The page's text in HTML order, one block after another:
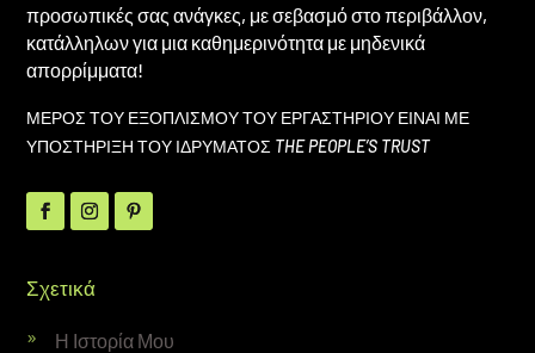
προσωπικές σας ανάγκες, με σεβασμό στο περιβάλλον,
κατάλληλων για μια καθημερινότητα με μηδενικά
απορρίμματα!
ΜΕΡΟΣ ΤΟΥ ΕΞΟΠΛΙΣΜΟΥ ΤΟΥ ΕΡΓΑΣΤΗΡΙΟΥ ΕΙΝΑΙ ΜΕ
ΥΠΟΣΤΗΡΙΞΗ ΤΟΥ ΙΔΡΥΜΑΤΟΣ THE PEOPLE’S TRUST
Σχετικά
Η Ιστορία Μου